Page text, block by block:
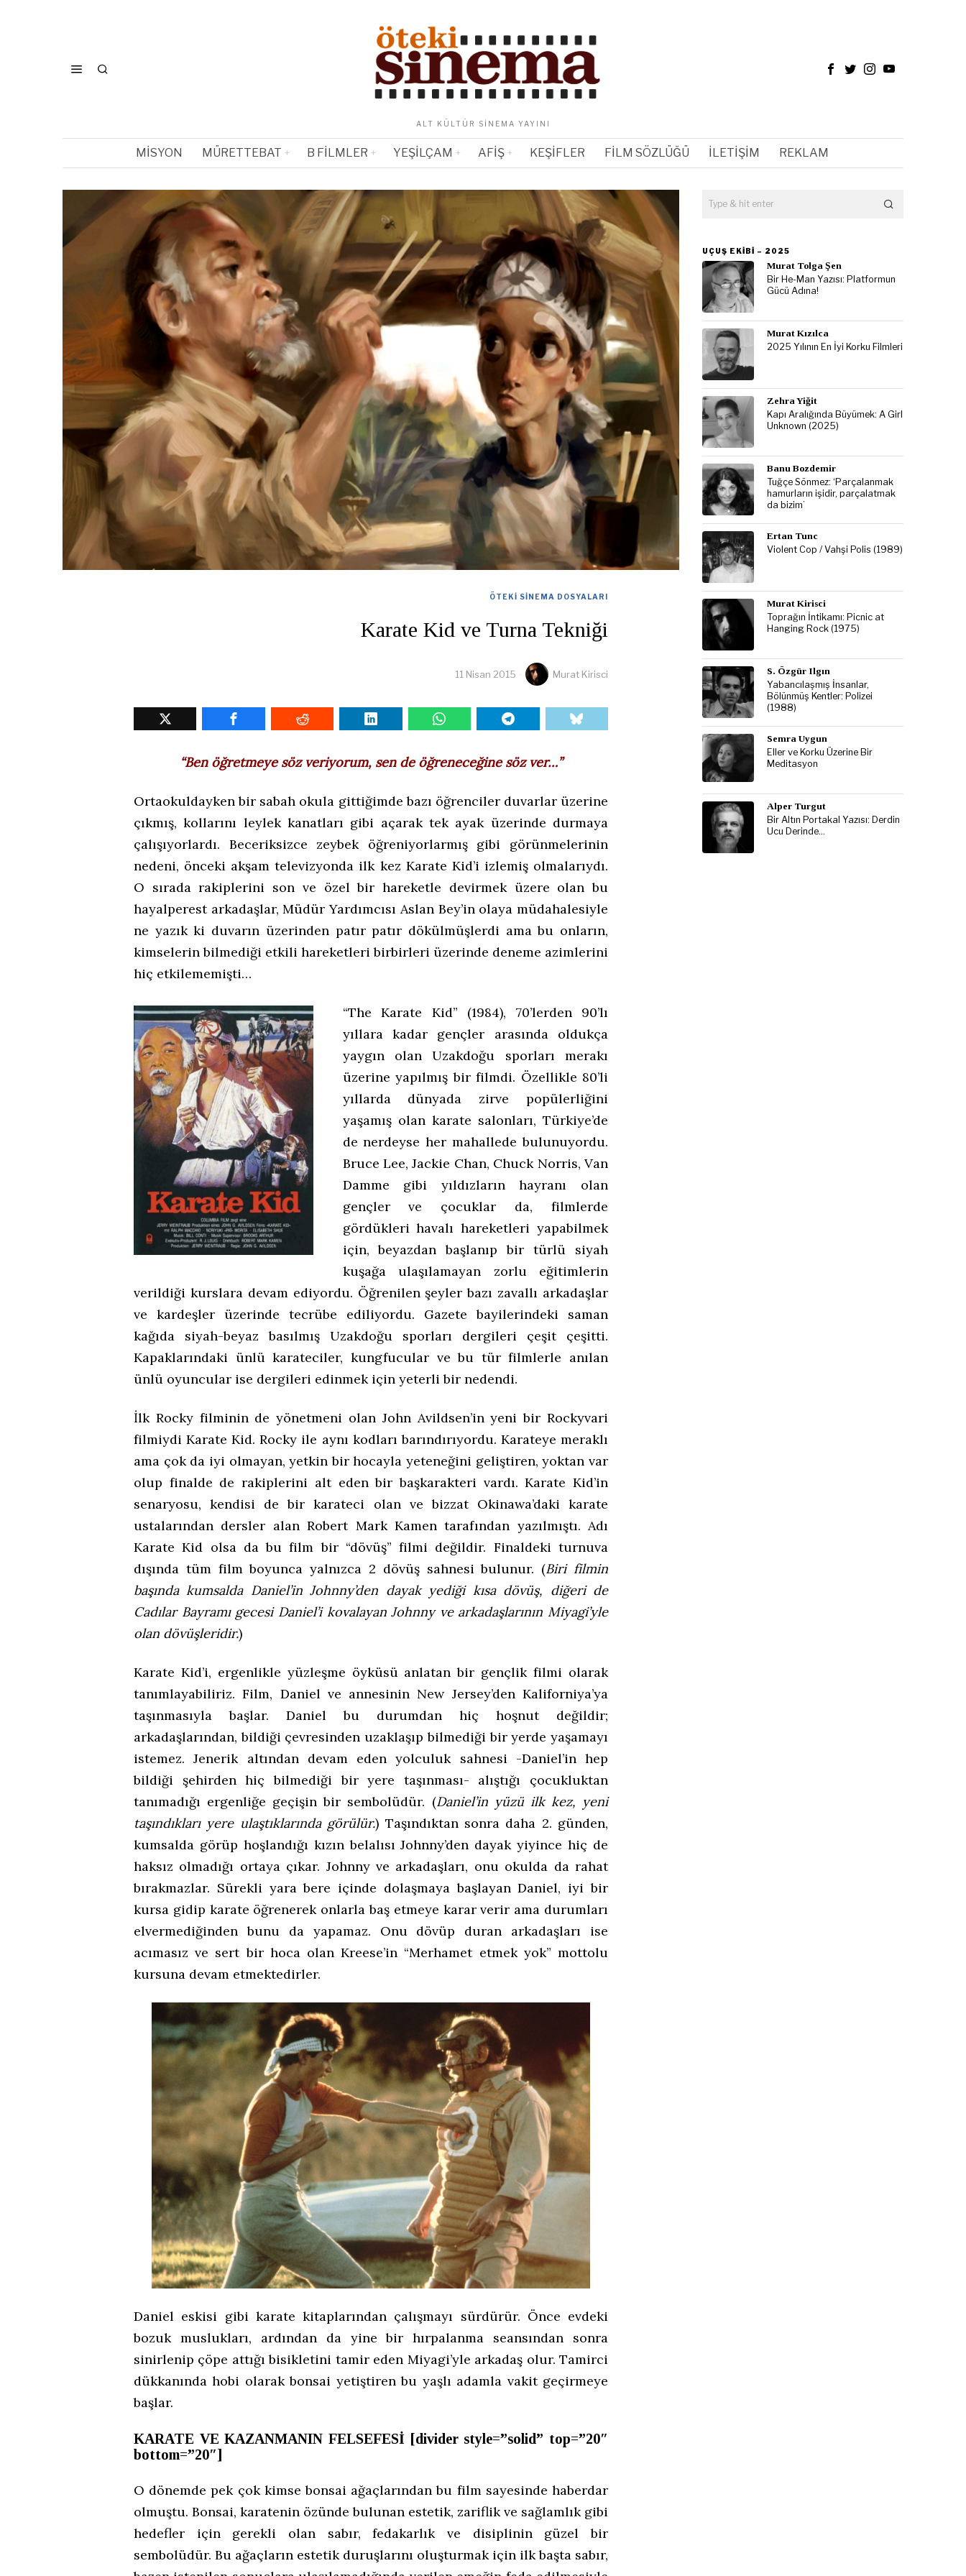
ALT KÜLTÜR SINEMA YAYINI
MISYON MÜRETTEBAT B FILMLER YEŞILÇAM AFIŞ KEŞIFLER FILM SÖZLÜĞÜ İLETIŞIM REKLAM
ÖTEKI SINEMA DOSYALARI
Karate Kid ve Turna Tekniği
11 Nisan 2015 Murat Kirisci
“Ben öğretmeye söz veriyorum, sen de öğreneceğine söz ver…”
Ortaokuldayken bir sabah okula gittiğimde bazı öğrenciler duvarlar üzerine
çıkmış, kollarını leylek kanatları gibi açarak tek ayak üzerinde durmaya
çalışıyorlardı. Beceriksizce zeybek öğreniyorlarmış gibi görünmelerinin
nedeni, önceki akşam televizyonda ilk kez Karate Kid’i izlemiş olmalarıydı.
O sırada rakiplerini son ve özel bir hareketle devirmek üzere olan bu
hayalperest arkadaşlar, Müdür Yardımcısı Aslan Bey’in olaya müdahalesiyle
ne yazık ki duvarın üzerinden patır patır dökülmüşlerdi ama bu onların,
kimselerin bilmediği etkili hareketleri birbirleri üzerinde deneme azimlerini
hiç etkilememişti…
“The Karate Kid” (1984), 70’lerden 90’lı
yıllara kadar gençler arasında oldukça
yaygın olan Uzakdoğu sporları merakı
üzerine yapılmış bir filmdi. Özellikle 80’li
yıllarda dünyada zirve popülerliğini
yaşamış olan karate salonları, Türkiye’de
de nerdeyse her mahallede bulunuyordu.
Bruce Lee, Jackie Chan, Chuck Norris, Van
Damme gibi yıldızların hayranı olan
gençler ve çocuklar da, filmlerde
gördükleri havalı hareketleri yapabilmek
için, beyazdan başlanıp bir türlü siyah
kuşağa ulaşılamayan zorlu eğitimlerin
verildiği kurslara devam ediyordu. Öğrenilen şeyler bazı zavallı arkadaşlar
ve kardeşler üzerinde tecrübe ediliyordu. Gazete bayilerindeki saman
kağıda siyah-beyaz basılmış Uzakdoğu sporları dergileri çeşit çeşitti.
Kapaklarındaki ünlü karateciler, kungfucular ve bu tür filmlerle anılan
ünlü oyuncular ise dergileri edinmek için yeterli bir nedendi.
İlk Rocky filminin de yönetmeni olan John Avildsen’in yeni bir Rockyvari
filmiydi Karate Kid. Rocky ile aynı kodları barındırıyordu. Karateye meraklı
ama çok da iyi olmayan, yetkin bir hocayla yeteneğini geliştiren, yoktan var
olup finalde de rakiplerini alt eden bir başkarakteri vardı. Karate Kid’in
senaryosu, kendisi de bir karateci olan ve bizzat Okinawa’daki karate
ustalarından dersler alan Robert Mark Kamen tarafından yazılmıştı. Adı
Karate Kid olsa da bu film bir “dövüş” filmi değildir. Finaldeki turnuva
dışında tüm film boyunca yalnızca 2 dövüş sahnesi bulunur. (Biri filmin
başında kumsalda Daniel’in Johnny’den dayak yediği kısa dövüş, diğeri de
Cadılar Bayramı gecesi Daniel’i kovalayan Johnny ve arkadaşlarının Miyagi’yle
olan dövüşleridir.)
Karate Kid’i, ergenlikle yüzleşme öyküsü anlatan bir gençlik filmi olarak
tanımlayabiliriz. Film, Daniel ve annesinin New Jersey’den Kaliforniya’ya
taşınmasıyla başlar. Daniel bu durumdan hiç hoşnut değildir;
arkadaşlarından, bildiği çevresinden uzaklaşıp bilmediği bir yerde yaşamayı
istemez. Jenerik altından devam eden yolculuk sahnesi -Daniel’in hep
bildiği şehirden hiç bilmediği bir yere taşınması- alıştığı çocukluktan
tanımadığı ergenliğe geçişin bir sembolüdür. (Daniel’in yüzü ilk kez, yeni
taşındıkları yere ulaştıklarında görülür.) Taşındıktan sonra daha 2. günden,
kumsalda görüp hoşlandığı kızın belalısı Johnny’den dayak yiyince hiç de
haksız olmadığı ortaya çıkar. Johnny ve arkadaşları, onu okulda da rahat
bırakmazlar. Sürekli yara bere içinde dolaşmaya başlayan Daniel, iyi bir
kursa gidip karate öğrenerek onlarla baş etmeye karar verir ama durumları
elvermediğinden bunu da yapamaz. Onu dövüp duran arkadaşları ise
acımasız ve sert bir hoca olan Kreese’in “Merhamet etmek yok” mottolu
kursuna devam etmektedirler.
Daniel eskisi gibi karate kitaplarından çalışmayı sürdürür. Önce evdeki
bozuk muslukları, ardından da yine bir hırpalanma seansından sonra
sinirlenip çöpe attığı bisikletini tamir eden Miyagi’yle arkadaş olur. Tamirci
dükkanında hobi olarak bonsai yetiştiren bu yaşlı adamla vakit geçirmeye
başlar.
KARATE VE KAZANMANIN FELSEFESİ [divider style=”solid” top=”20″
bottom=”20″]
O dönemde pek çok kimse bonsai ağaçlarından bu film sayesinde haberdar
olmuştu. Bonsai, karatenin özünde bulunan estetik, zariflik ve sağlamlık gibi
hedefler için gerekli olan sabır, fedakarlık ve disiplinin güzel bir
sembolüdür. Bu ağaçların estetik duruşlarını oluşturmak için ilk başta sabır,
UÇUŞ EKIBI – 2025
Murat Tolga Şen
Bir He-Man Yazısı: Platformun
Gücü Adına!
Murat Kızılca
2025 Yılının En İyi Korku Filmleri
Zehra Yiğit
Kapı Aralığında Büyümek: A Girl
Unknown (2025)
Banu Bozdemir
Tuğçe Sönmez: ‘Parçalanmak
hamurların işidir, parçalatmak
da bizim’
Ertan Tunc
Violent Cop / Vahşi Polis (1989)
Murat Kirisci
Toprağın İntikamı: Picnic at
Hanging Rock (1975)
S. Özgür Ilgın
Yabancılaşmış İnsanlar,
Bölünmüş Kentler: Polizei
(1988)
Semra Uygun
Eller ve Korku Üzerine Bir
Meditasyon
Alper Turgut
Bir Altın Portakal Yazısı: Derdin
Ucu Derinde…